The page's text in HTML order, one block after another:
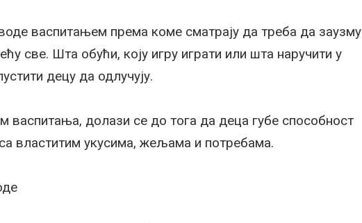
васпитањем према коме сматрају да треба да заузму
све. Шта обући, коју игру играти или шта наручити у
децу да одлучују.
васпитања, долази се до тога да деца губе способност
властитим укусима, жељама и потребама.